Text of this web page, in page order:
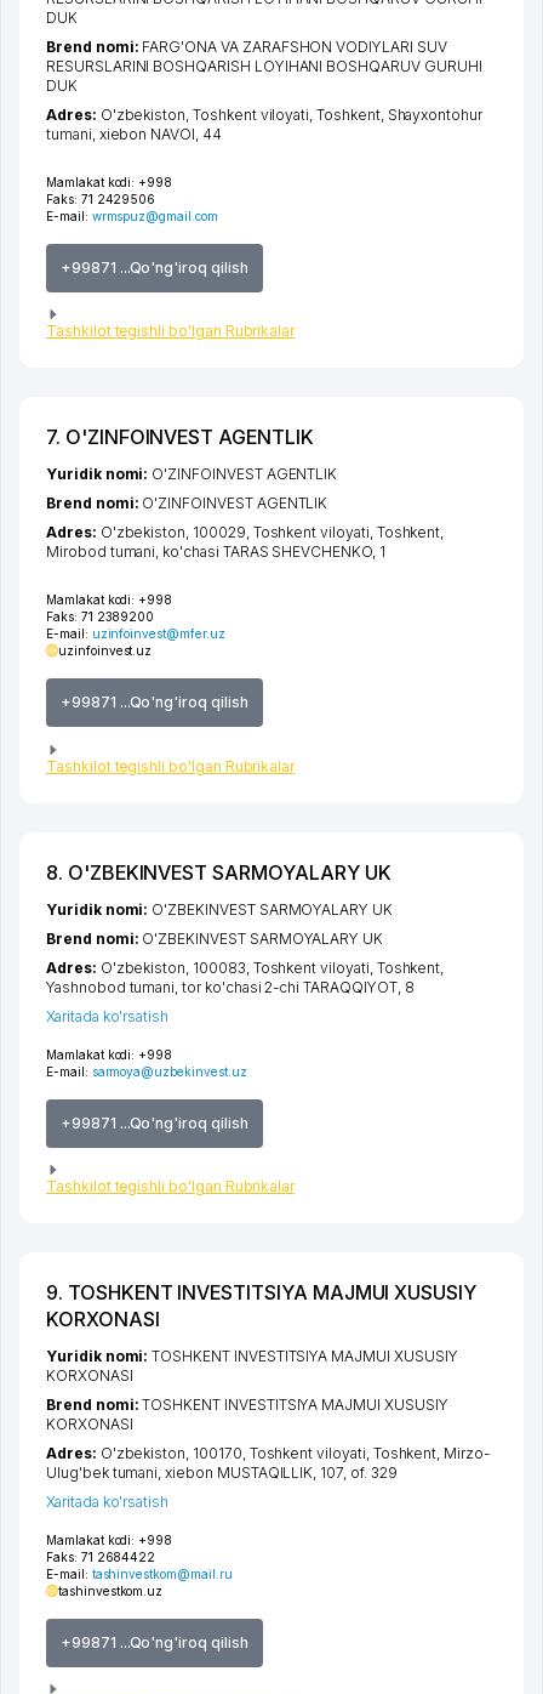
Mamlakat kodi: +998
Faks: 71 2429506
E-mail: wrmspuz@gmail.com
+99871 ...Qo'ng'iroq qilish
Tashkilot tegishli bo'lgan Rubrikalar
DUK
Brend nomi: FARG'ONA VA ZARAFSHON VODIYLARI SUV
RESURSLARINI BOSHQARISH LOYIHANI BOSHQARUV GURUHI
DUK
Adres: O'zbekiston,Toshkent viloyati,Toshkent, Shayxontohur
tumani, xiеbon NAVOI, 44
7. O'ZINFOINVEST AGENTLIK
Mamlakat kodi: +998
Faks: 71 2389200
E-mail: uzinfoinvest@mfer.uz
uzinfoinvest.uz
+99871 ...Qo'ng'iroq qilish
Tashkilot tegishli bo'lgan Rubrikalar
Yuridik nomi: O'ZINFOINVEST AGENTLIK
Brend nomi: O'ZINFOINVEST AGENTLIK
Adres: O'zbekiston, 100029, Toshkent viloyati, Toshkent,
Mirobod tumani, ko'chasi TARAS SHEVCHENKO, 1
8. O'ZBEKINVEST SARMOYALARY UK
Mamlakat kodi: +998
E-mail: sarmoya@uzbekinvest.uz
+99871 ...Qo'ng'iroq qilish
Tashkilot tegishli bo'lgan Rubrikalar
Yuridik nomi: O'ZBEKINVEST SARMOYALARY UK
Brend nomi: O'ZBEKINVEST SARMOYALARY UK
Adres: O'zbekiston, 100083, Toshkent viloyati Toshkent
Yashnobod tumani ,tor ko'chasi 2-chi TARAQQIYOT, 8
Xaritada ko'rsatish
9. TOSHKENT INVESTITSIYA MAJMUI XUSUSIY
KORXONASI
Mamlakat kodi: +998
Faks: 71 2684422
E-mail: tashinvestkom@mail.ru
tashinvestkom.uz
+99871 ...Qo'ng'iroq qilish
Yuridik nomi:TOSHKENT INVESTITSIYA MAJMUI XUSUSIY
KORXONASI
Brend nomi:TOSHKENT INVESTITSIYA MAJMUI XUSUSIY
KORXONASI
Adres: O'zbekiston, 100170, Toshkent viloyati Toshkent Mirzo-
Ulug'bek tumani ,xiеbon MUSTAQILLIK , 107, of. 329
Xaritada ko'rsatish